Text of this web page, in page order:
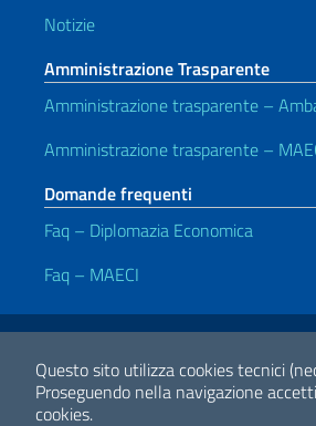
Questo sito utilizza cookies tecnici
Proseguendo nella navigazione
cookies.
Notizie
Amministrazione Trasparente
Amministrazione trasparente –
Amministrazione trasparente –
Domande frequenti
Faq – Diplomazia Economica
Faq – MAECI
Link Utili